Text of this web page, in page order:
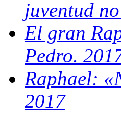
juventud
El gran
Pedro.
Raphael:
2017